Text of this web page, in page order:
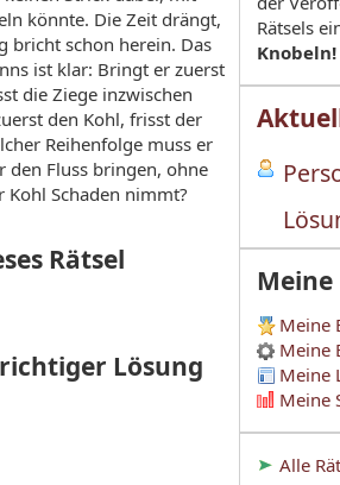
Rätsels
Knobeln!
Meine
Meine
Meine
Meine
Alle
könnte. Die Zeit drängt,
bricht schon herein. Das
ist klar: Bringt er zuerst
die Ziege inzwischen
den Kohl, frisst der
Reihenfolge muss er
den Fluss bringen, ohne
Kohl Schaden nimmt?
Rätsel
Lösung